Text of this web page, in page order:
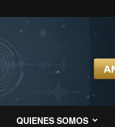
QUIENES SOMOS